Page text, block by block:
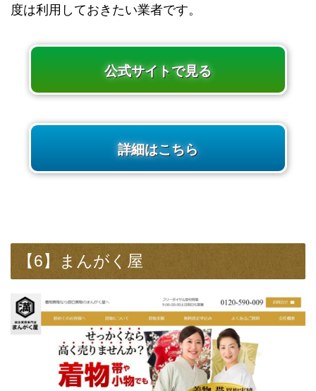
度は利用しておきたい業者です。
公式サイトで見る
詳細はこちら
【6】まんがく屋